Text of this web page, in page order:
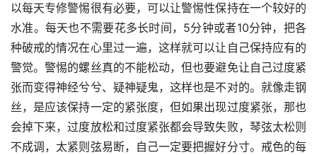
以每天专修警惕很有必要，可以让警惕性保持在一个较好的
水准。每天也不需要花多长时间，5分钟或者10分钟，把各
种破戒的情况在心里过一遍，这样就可以让自己保持应有的
警觉。警惕的螺丝真的不能松动，但也要避免让自己过度紧
张而变得神经兮兮、疑神疑鬼，这样也是不对的。就像走钢
丝，是应该保持一定的紧张度，但如果出现过度紧张，那也
会掉下来，过度放松和过度紧张都会导致失败，琴弦太松则
不成调，太紧则弦易断，自己一定要把握好分寸。戒色的每